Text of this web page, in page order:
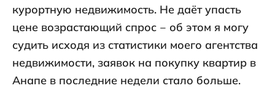
курортную недвижимость. Не даёт упасть
цене возрастающий спрос ‒ об этом я могу
судить исходя из статистики моего агентства
недвижимости, заявок на покупку квартир в
Анапе в последние недели стало больше.